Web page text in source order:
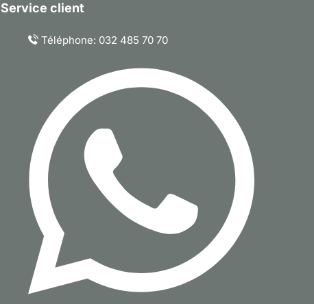
Service client
Téléphone: 032 485 70 70